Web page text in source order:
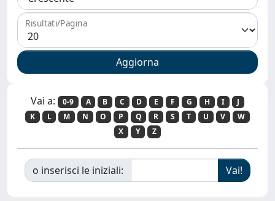
Risultati/Pagina
Vai a: 0-9 A B C D E F G H I
J
K
L M N O P Q R S T U V
W
X
Y Z
o inserisci le iniziali: